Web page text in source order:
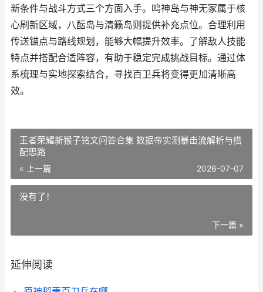
新条件与战斗方式三个方面入手。鸣神岛与神无冢属于核
心刷新区域，八酝岛与清籁岛则提供补充点位。合理利用
传送锚点与路线规划，能够大幅提升效率。了解敌人技能
特点并搭配合适阵容，有助于稳定完成挑战目标。通过体
系梳理与实地探索结合，寻找百卫兵将变得更加清晰高
效。
王者荣耀新猴子铭文问答合集 数据帝实测暴击流解析与搭
配思路
« 上一篇 2026-07-07
没有了！
下一篇 »
延伸阅读